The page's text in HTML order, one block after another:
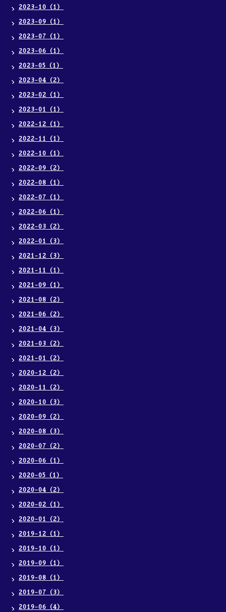
2023-10（1）
2023-09（1）
2023-07（1）
2023-06（1）
2023-05（1）
2023-04（2）
2023-02（1）
2023-01（1）
2022-12（1）
2022-11（1）
2022-10（1）
2022-09（2）
2022-08（1）
2022-07（1）
2022-06（1）
2022-03（2）
2022-01（3）
2021-12（3）
2021-11（1）
2021-09（1）
2021-08（2）
2021-06（2）
2021-04（3）
2021-03（2）
2021-01（2）
2020-12（2）
2020-11（2）
2020-10（3）
2020-09（2）
2020-08（3）
2020-07（2）
2020-06（1）
2020-05（1）
2020-04（2）
2020-02（1）
2020-01（2）
2019-12（1）
2019-10（1）
2019-09（1）
2019-08（1）
2019-07（3）
2019-06（4）